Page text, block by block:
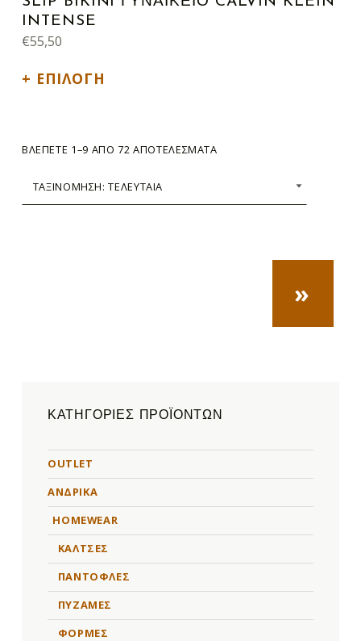
INTENSE
€55,50
ΕΠΙΛΟΓΉ
ΒΛΈΠΕΤΕ 1–9 ΑΠΌ 72 ΑΠΟΤΕΛΈΣΜΑΤΑ
»
ΚΑΤΗΓΟΡΊΕΣ ΠΡΟΪΌΝΤΩΝ
OUTLET
ΑΝΔΡΙΚΑ
HOMEWEAR
ΚΑΛΤΣΕΣ
ΠΑΝΤΟΦΛΕΣ
ΠΥΖΑΜΕΣ
ΦΟΡΜΕΣ